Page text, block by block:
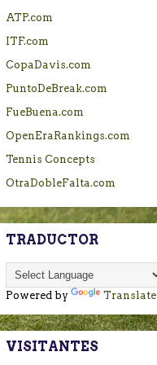
ATP.com
ITF.com
CopaDavis.com
PuntoDeBreak.com
FueBuena.com
OpenEraRankings.com
Tennis Concepts
OtraDobleFalta.com
TRADUCTOR
Powered by Translate
VISITANTES